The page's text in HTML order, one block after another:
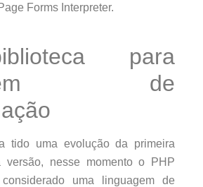
Forms Interpreter.
para
de
tido uma evolução da primeira
versão, nesse momento o PHP
uma linguagem de